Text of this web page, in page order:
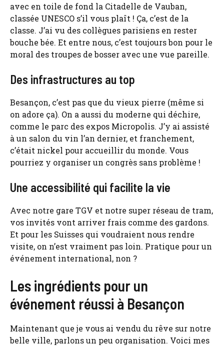
avec en toile de fond la Citadelle de Vauban,
classée UNESCO s’il vous plaît ! Ça, c’est de la
classe. J’ai vu des collègues parisiens en rester
bouche bée. Et entre nous, c’est toujours bon pour le
moral des troupes de bosser avec une vue pareille.
Des infrastructures au top
Besançon, c’est pas que du vieux pierre (même si
on adore ça). On a aussi du moderne qui déchire,
comme le parc des expos Micropolis. J’y ai assisté
à un salon du vin l’an dernier, et franchement,
c’était nickel pour accueillir du monde. Vous
pourriez y organiser un congrès sans problème !
Une accessibilité qui facilite la vie
Avec notre gare TGV et notre super réseau de tram,
vos invités vont arriver frais comme des gardons.
Et pour les Suisses qui voudraient nous rendre
visite, on n’est vraiment pas loin. Pratique pour un
événement international, non ?
Les ingrédients pour un
événement réussi à Besançon
Maintenant que je vous ai vendu du rêve sur notre
belle ville, parlons un peu organisation. Voici mes